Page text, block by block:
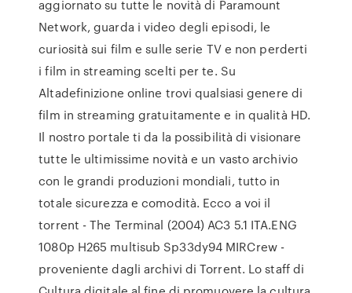
aggiornato su tutte le novità di Paramount
Network, guarda i video degli episodi, le
curiosità sui film e sulle serie TV e non perderti
i film in streaming scelti per te. Su
Altadefinizione online trovi qualsiasi genere di
film in streaming gratuitamente e in qualità HD.
Il nostro portale ti da la possibilità di visionare
tutte le ultimissime novità e un vasto archivio
con le grandi produzioni mondiali, tutto in
totale sicurezza e comodità. Ecco a voi il
torrent - The Terminal (2004) AC3 5.1 ITA.ENG
1080p H265 multisub Sp33dy94 MIRCrew -
proveniente dagli archivi di Torrent. Lo staff di